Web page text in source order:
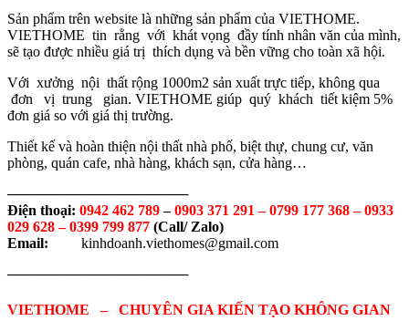
Sản phẩm trên website là những sản phẩm của VIETHOME.
VIETHOME tin rằng với khát vọng đầy tính nhân văn của mình,
sẽ tạo được nhiều giá trị thích dụng và bền vững cho toàn xã hội.
Với xưởng nội thất rộng 1000m2 sản xuất trực tiếp, không qua
đơn vị trung gian. VIETHOME giúp quý khách tiết kiệm 5%
đơn giá so với giá thị trường.
Thiết kế và hoàn thiện nội thất nhà phố, biệt thự, chung cư, văn
phòng, quán cafe, nhà hàng, khách sạn, cửa hàng…
──────────────────
Điện thoại: 0942 462 789–0903 371 291 –0799 177 368 – 0933
029 628 – 0399 799 877 (Call/ Zalo)
Email:
kinhdoanh.viethomes@gmail.com
──────────────────
VIETHOME – CHUYÊN GIA KIẾN TẠO KHÔNG GIAN